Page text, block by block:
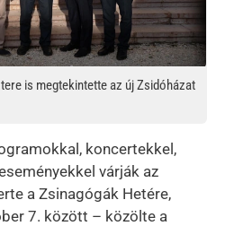
is megtekintette az új Zsidóházat
koncertekkel,
várják az
a Zsinagógák Hetére,
7. között – közölte a